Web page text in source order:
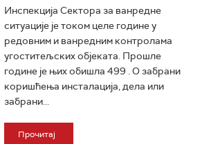
Инспекција Сектора за ванредне
ситуације је током целе године у
редовним и ванредним контролама
угоститељских објеката. Прошле
године је њих обишла 499 . О забрани
коришћења инсталација, дела или
забрани...
Прочитај